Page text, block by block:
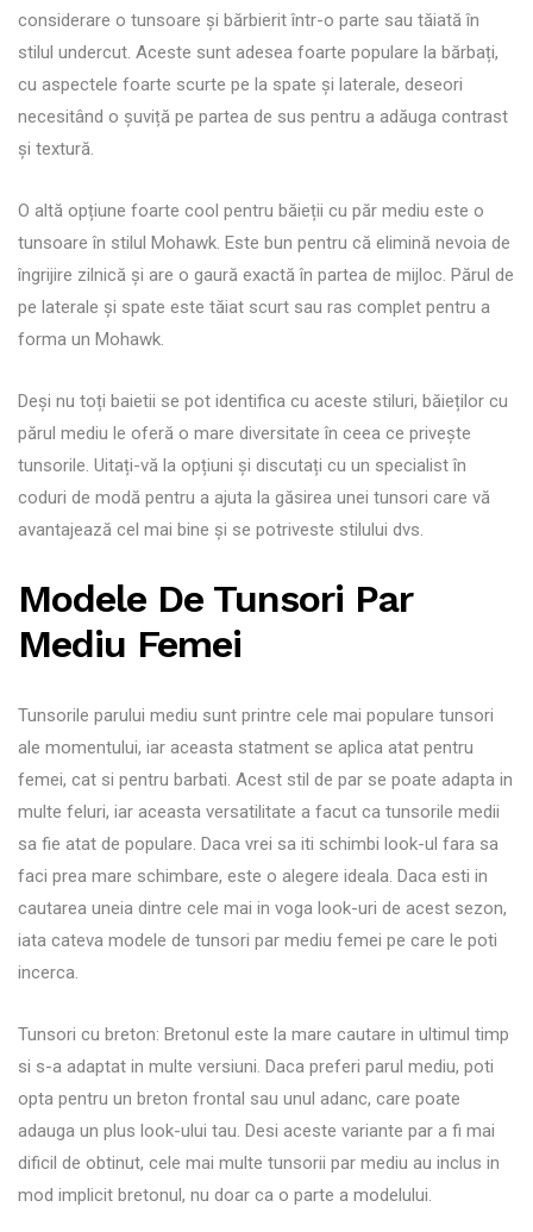
considerare o tunsoare și bărbierit într-o parte sau tăiată în
stilul undercut. Aceste sunt adesea foarte populare la bărbați,
cu aspectele foarte scurte pe la spate și laterale, deseori
necesitând o șuviță pe partea de sus pentru a adăuga contrast
și textură.
O altă opțiune foarte cool pentru băieții cu păr mediu este o
tunsoare în stilul Mohawk. Este bun pentru că elimină nevoia de
îngrijire zilnică și are o gaură exactă în partea de mijloc. Părul de
pe laterale și spate este tăiat scurt sau ras complet pentru a
forma un Mohawk.
Deși nu toți baietii se pot identifica cu aceste stiluri, băieților cu
părul mediu le oferă o mare diversitate în ceea ce privește
tunsorile. Uitați-vă la opțiuni și discutați cu un specialist în
coduri de modă pentru a ajuta la găsirea unei tunsori care vă
avantajează cel mai bine și se potriveste stilului dvs.
Modele De Tunsori Par
Mediu Femei
Tunsorile parului mediu sunt printre cele mai populare tunsori
ale momentului, iar aceasta statment se aplica atat pentru
femei, cat si pentru barbati. Acest stil de par se poate adapta in
multe feluri, iar aceasta versatilitate a facut ca tunsorile medii
sa fie atat de populare. Daca vrei sa iti schimbi look-ul fara sa
faci prea mare schimbare, este o alegere ideala. Daca esti in
cautarea uneia dintre cele mai in voga look-uri de acest sezon,
iata cateva modele de tunsori par mediu femei pe care le poti
incerca.
Tunsori cu breton: Bretonul este la mare cautare in ultimul timp
si s-a adaptat in multe versiuni. Daca preferi parul mediu, poti
opta pentru un breton frontal sau unul adanc, care poate
adauga un plus look-ului tau. Desi aceste variante par a fi mai
dificil de obtinut, cele mai multe tunsorii par mediu au inclus in
mod implicit bretonul, nu doar ca o parte a modelului.